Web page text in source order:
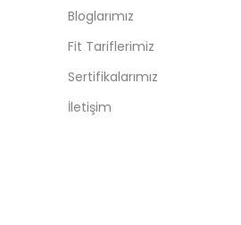
Bloglarımız
Fit Tariflerimiz
Sertifikalarımız
İletişim